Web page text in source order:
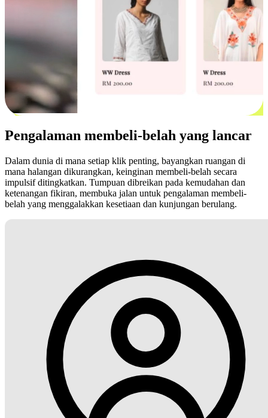
Pengalaman membeli-belah yang lancar
Dalam dunia di mana setiap klik penting, bayangkan ruangan di
mana halangan dikurangkan, keinginan membeli-belah secara
impulsif ditingkatkan. Tumpuan dibreikan pada kemudahan dan
ketenangan fikiran, membuka jalan untuk pengalaman membeli-
belah yang menggalakkan kesetiaan dan kunjungan berulang.